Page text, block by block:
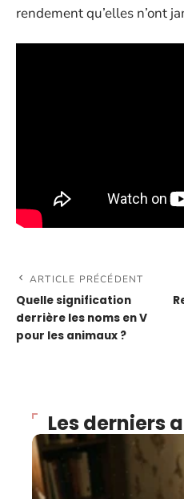
rendement qu’elles n’ont
ARTICLE PRÉCÉDENT
Quelle signification
derrière les noms en V
pour les animaux ?
Les derniers